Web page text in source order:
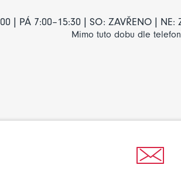
| PÁ 7:00–15:30 | SO: ZAVŘENO | NE:
Mimo tuto dobu dle